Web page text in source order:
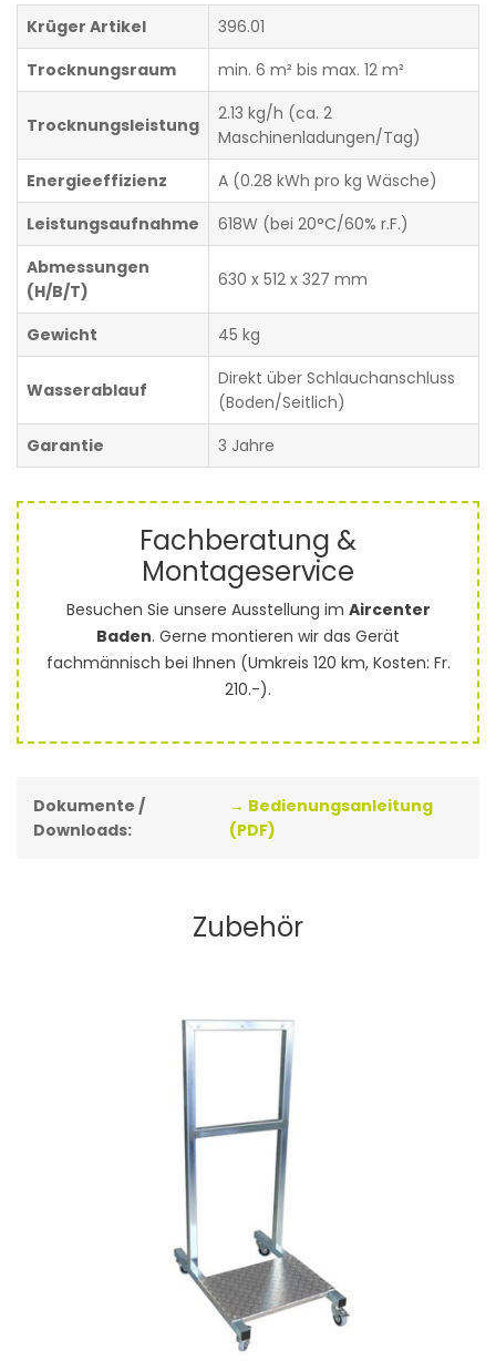
Krüger Artikel
396.01
Trocknungsraum
min. 6 m² bis max. 12 m²
Trocknungsleistung
2.13 kg/h (ca. 2
Maschinenladungen/Tag)
Energieeffizienz
A (0.28 kWh pro kg Wäsche)
Leistungsaufnahme
618W (bei 20°C/60% r.F.)
Abmessungen
(H/B/T)
630 x 512 x 327 mm
Gewicht 45 kg
Wasserablauf
Direkt über Schlauchanschluss
(Boden/Seitlich)
Garantie
3 Jahre
Fachberatung &
Montageservice
Besuchen Sie unsere Ausstellung im Aircenter
Baden. Gerne montieren wir das Gerät
fachmännisch bei Ihnen (Umkreis 120 km, Kosten: Fr.
210.-).
Dokumente /
Downloads:
→ Bedienungsanleitung
(PDF)
Zubehör